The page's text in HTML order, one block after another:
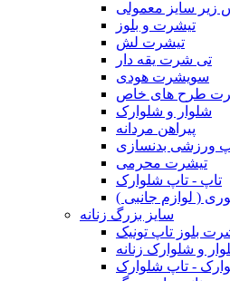
زیر سایز معمولی
تیشرت و بلوز
تیشرت لش
تی شرت یقه دار
سویشرت هودی
طرح های خاص
شلوار و شلوارک
پیراهن مردانه
ورزشی بدنسازی
تیشرت محرمی
تاپ - تاپ شلوارک
( لوازم جانبی )
سایز بزرگ زنانه
بلوز تاپ تونیک
و شلوارک زنانه
- تاپ شلوارک